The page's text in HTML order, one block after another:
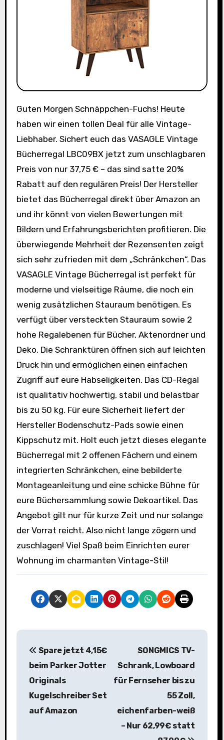
Guten Morgen Schnäppchen-Fuchs! Heute
haben wir einen tollen Deal für alle Vintage-
Liebhaber. Sichert euch das VASAGLE Vintage
Bücherregal LBC09BX jetzt zum unschlagbaren
Preis von nur 37,75 € – das sind satte 20%
Rabatt auf den regulären Preis! Der Hersteller
bietet das Bücherregal direkt über Amazon an
und ihr könnt von vielen Bewertungen mit
Bildern und Erfahrungsberichten profitieren. Die
überwiegende Mehrheit der Rezensenten zeigt
sich sehr zufrieden mit dem „Schränkchen“. Das
VASAGLE Vintage Bücherregal ist perfekt für
moderne und vielseitige Räume, die noch ein
wenig zusätzlichen Stauraum benötigen. Es
verfügt über versteckten Stauraum sowie 2
hohe Regalebenen für Bücher, Aktenordner und
Deko. Die Schranktüren öffnen sich auf leichten
Druck hin und ermöglichen einen einfachen
Zugriff auf eure Habseligkeiten. Das CD-Regal
ist qualitativ hochwertig, stabil und belastbar
bis zu 50 kg. Für eure Sicherheit liefert der
Hersteller Bodenschutz-Pads sowie einen
Kippschutz mit. Holt euch jetzt dieses elegante
Bücherregal mit 2 offenen Fächern und einem
integrierten Schränkchen, eine bebilderte
Montageanleitung und eine schicke Bühne für
eure Büchersammlung sowie Dekoartikel. Das
Angebot gilt nur für kurze Zeit und nur solange
der Vorrat reicht. Also nicht lange zögern und
zuschlagen! Viel Spaß beim Einrichten eurer
Wohnung im charmanten Vintage-Stil!
B
Spare jetzt 4,15€
beim Parker Jotter
Originals
Kugelschreiber Set
auf Amazon
SONGMICS TV-
Schrank, Lowboard
für Fernseher bis zu
55 Zoll,
eichenfarben-weiß
– Nur 62,99€ statt